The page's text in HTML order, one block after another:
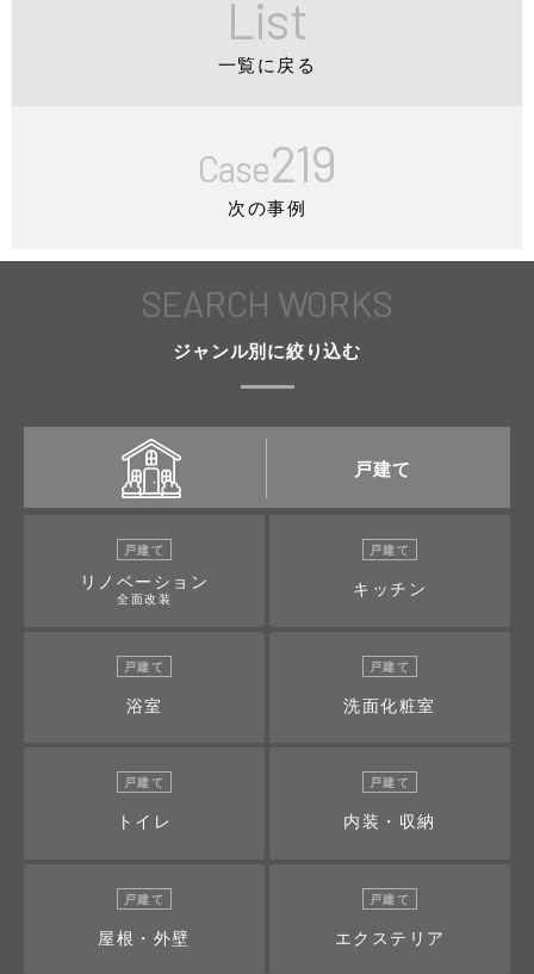
List
一覧に戻る
Case219
次の事例
SEARCH WORKS
ジャンル別に絞り込む
戸建て
戸建て
リノベーション
全面改装
戸建て
キッチン
戸建て
浴室
戸建て
洗面化粧室
戸建て
トイレ
戸建て
内装・収納
戸建て
屋根・外壁
戸建て
エクステリア